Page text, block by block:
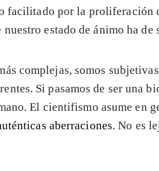
facilitado por la proliferación
estado de ánimo ha de
complejas, somos
Si pasamos de ser una
El cientifismo asume en
aberraciones. No es